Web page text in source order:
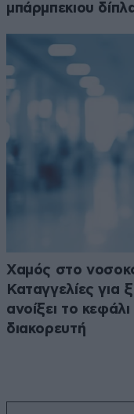
μπάρμπεκιου
Χαμός στο
Καταγγελίες για
ανοίξει το
διακορευτή